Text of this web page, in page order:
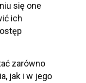
się one
ich
zarówno
jak i w jego